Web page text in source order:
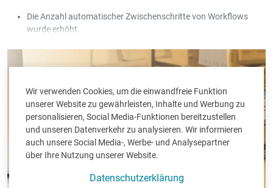
Wir verwenden Cookies, um die einwandfreie Funktion
unserer Website zu gewährleisten, Inhalte und Werbung zu
personalisieren, Social Media-Funktionen bereitzustellen
und unseren Datenverkehr zu analysieren. Wir informieren
auch unsere Social Media-, Werbe- und Analysepartner
über Ihre Nutzung unserer Website.
Datenschutzerklärung
Die Anzahl automatischer Zwischenschritte von Workflows
wurde erhöht.
stark vereinfacht. Man kann jetzt einfach per Drag & Drop, bzw.
Copy & Paste eine bestehende Datei durch eine andere